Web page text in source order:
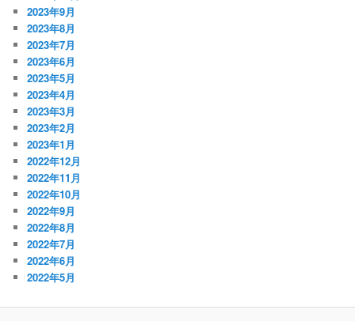
2023年9月
2023年8月
2023年7月
2023年6月
2023年5月
2023年4月
2023年3月
2023年2月
2023年1月
2022年12月
2022年11月
2022年10月
2022年9月
2022年8月
2022年7月
2022年6月
2022年5月